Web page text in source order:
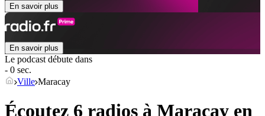
En savoir plus
En savoir plus
Le podcast débute dans
- 0 sec.
Ville Maracay
Écoutez 6 radios à Maracay en